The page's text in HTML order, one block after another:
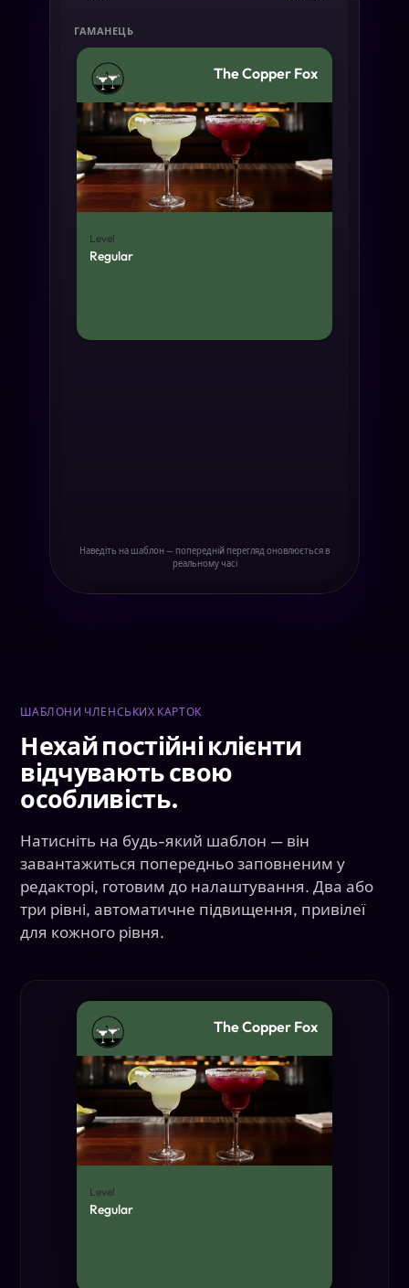
ГАМАНЕЦЬ
The Copper Fox
Level
Regular
Наведіть на шаблон — попередній перегляд оновлюється в
реальному часі
ШАБЛОНИ ЧЛЕНСЬКИХ КАРТОК
Нехай постійні клієнти
відчувають свою
особливість.
Натисніть на будь-який шаблон — він
завантажиться попередньо заповненим у
редакторі, готовим до налаштування. Два або
три рівні, автоматичне підвищення, привілеї
для кожного рівня.
The Copper Fox
Level
Regular